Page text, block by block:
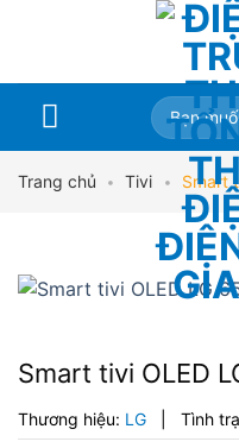
Tìm
kiếm:
Trang chủ • Tivi • Smart
Smart tivi OLED
Thương hiệu: LG Tình